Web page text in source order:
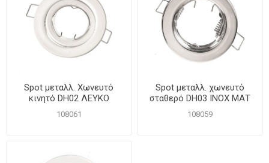
Spot μεταλλ. Χωνευτό
κινητό DH02 ΛΕΥΚΟ
108061
Spot μεταλλ. χωνευτό
σταθερό DH03 ΙΝΟΧ ΜΑΤ
108059